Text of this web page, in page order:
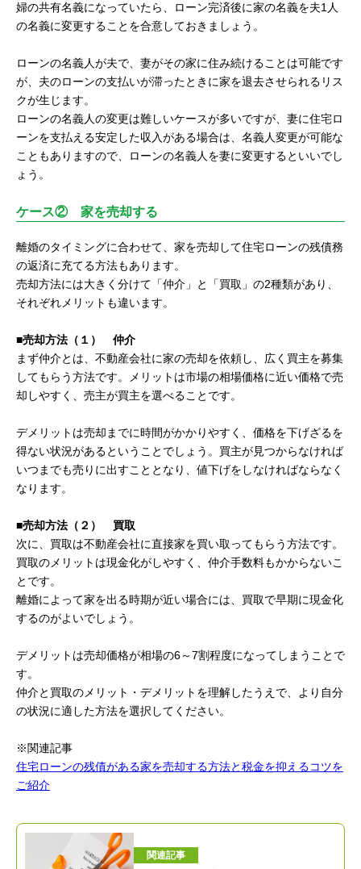
婦の共有名義になっていたら、ローン完済後に家の名義を夫1人
の名義に変更することを合意しておきましょう。
ローンの名義人が夫で、妻がその家に住み続けることは可能です
が、夫のローンの支払いが滞ったときに家を退去させられるリス
クが生じます。
ローンの名義人の変更は難しいケースが多いですが、妻に住宅ロ
ーンを支払える安定した収入がある場合は、名義人変更が可能な
こともありますので、ローンの名義人を妻に変更するといいでし
ょう。
ケース② 家を売却する
離婚のタイミングに合わせて、家を売却して住宅ローンの残債務
の返済に充てる方法もあります。
売却方法には大きく分けて「仲介」と「買取」の2種類があり、
それぞれメリットも違います。
■売却方法（１） 仲介
まず仲介とは、不動産会社に家の売却を依頼し、広く買主を募集
してもらう方法です。メリットは市場の相場価格に近い価格で売
却しやすく、売主が買主を選べることです。
デメリットは売却までに時間がかかりやすく、価格を下げざるを
得ない状況があるということでしょう。買主が見つからなければ
いつまでも売りに出すこととなり、値下げをしなければならなく
なります。
■売却方法（２） 買取
次に、買取は不動産会社に直接家を買い取ってもらう方法です。
買取のメリットは現金化がしやすく、仲介手数料もかからないこ
とです。
離婚によって家を出る時期が近い場合には、買取で早期に現金化
するのがよいでしょう。
デメリットは売却価格が相場の6～7割程度になってしまうことで
す。
仲介と買取のメリット・デメリットを理解したうえで、より自分
の状況に適した方法を選択してください。
※関連記事
住宅ローンの残債がある家を売却する方法と税金を抑えるコツを
ご紹介
関連記事